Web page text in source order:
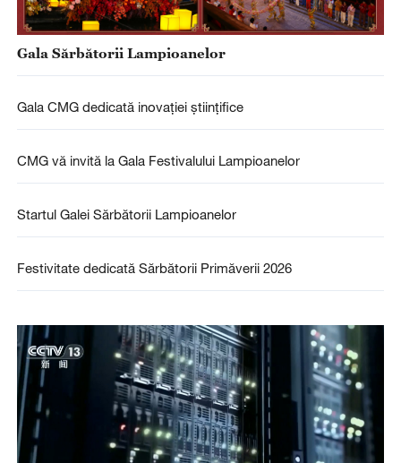
Gala Sărbătorii Lampioanelor
Gala CMG dedicată inovației științifice
CMG vă invită la Gala Festivalului Lampioanelor
Startul Galei Sărbătorii Lampioanelor
Festivitate dedicată Sărbătorii Primăverii 2026